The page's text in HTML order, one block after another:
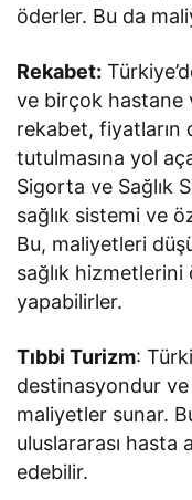
öderler. Bu da
Rekabet:
ve birçok hastane
rekabet, fiyatların
tutulmasına yol
Sigorta ve Sağlık
sağlık sistemi ve
Bu, maliyetleri
sağlık hizmetlerini
yapabilirler.
Tıbbi Turizm:
destinasyondur
maliyetler sunar.
uluslararası hasta
edebilir.